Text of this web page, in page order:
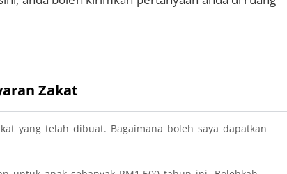
Zakat
yang telah dibuat. Bagaimana boleh saya dapatkan